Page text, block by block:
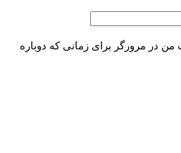
من در مرورگر برای زمانی که دوباره